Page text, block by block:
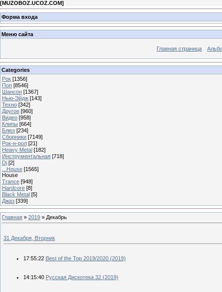
[MUZOBOZ.UCOZ.COM]
Форма входа
Меню сайта
Главная страница
Categories
Рок [1356]
Поп [8546]
Шансон [1367]
Нью-Эйдж [143]
Техно [342]
Другое [960]
Видео [958]
Клипы [664]
Блюз [234]
Сборники [7149]
Рок-н-рол [21]
Heavy Metal [182]
Инструментальная [718]
Dj [2]
...House [1565]
House
Trance [948]
Hardcore [8]
Black Metal [5]
Джаз [339]
Главная » 2019 » Декабрь
31 Декабря, Вторник
17:55:22 Best of the Top 2019/2020 (2019)
14:15:40 Русская Дискотека 32 (2019)